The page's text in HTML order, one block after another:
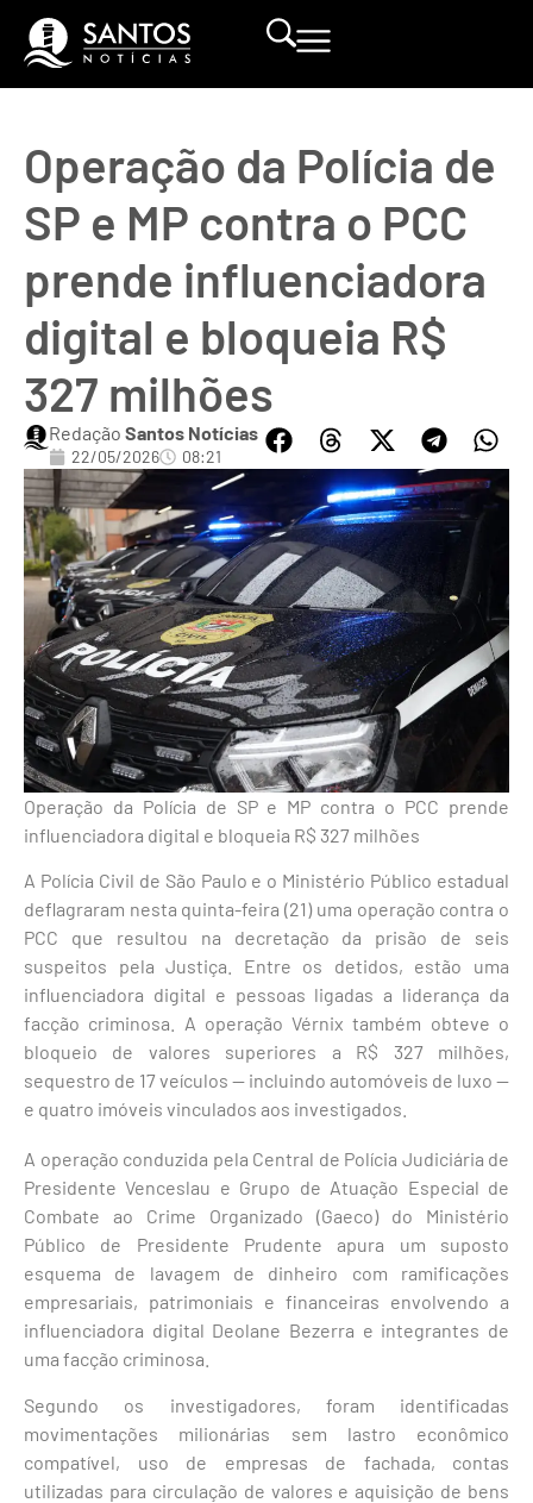
Operação da Polícia de
SP e MP contra o PCC
prende influenciadora
digital e bloqueia R$
327 milhões
Redação Santos Notícias
22/05/2026 08:21
Operação da Polícia de SP e MP contra o PCC prende
influenciadora digital e bloqueia R$ 327 milhões
A Polícia Civil de São Paulo e o Ministério Público estadual
deflagraram nesta quinta-feira (21) uma operação contra o
PCC que resultou na decretação da prisão de seis
suspeitos pela Justiça. Entre os detidos, estão uma
influenciadora digital e pessoas ligadas a liderança da
facção criminosa. A operação Vérnix também obteve o
bloqueio de valores superiores a R$ 327 milhões,
sequestro de 17 veículos — incluindo automóveis de luxo —
e quatro imóveis vinculados aos investigados.
A operação conduzida pela Central de Polícia Judiciária de
Presidente Venceslau e Grupo de Atuação Especial de
Combate ao Crime Organizado (Gaeco) do Ministério
Público de Presidente Prudente apura um suposto
esquema de lavagem de dinheiro com ramificações
empresariais, patrimoniais e financeiras envolvendo a
influenciadora digital Deolane Bezerra e integrantes de
uma facção criminosa.
Segundo os investigadores, foram identificadas
movimentações milionárias sem lastro econômico
compatível, uso de empresas de fachada, contas
utilizadas para circulação de valores e aquisição de bens